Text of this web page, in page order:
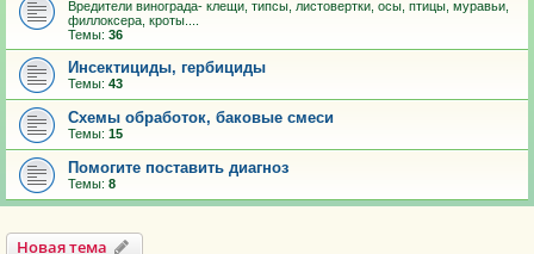
Вредители винограда- клещи, типсы, листовертки, осы, птицы, муравьи,
филлоксера, кроты....
Темы: 36
Инсектициды, гербициды
Темы: 43
Схемы обработок, баковые смеси
Темы: 15
Помогите поставить диагноз
Темы: 8
Новая тема